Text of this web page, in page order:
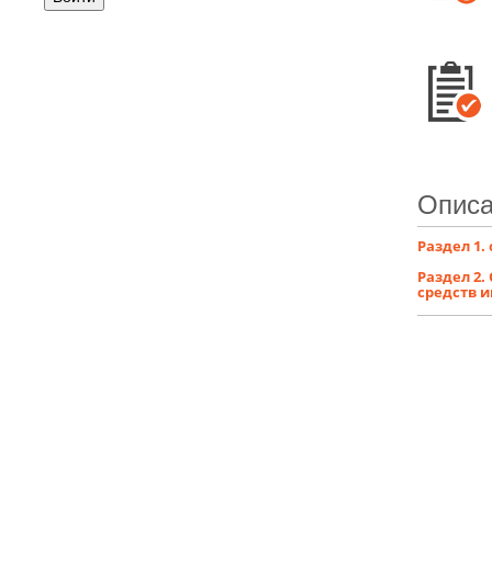
Раздел
Раздел
средств